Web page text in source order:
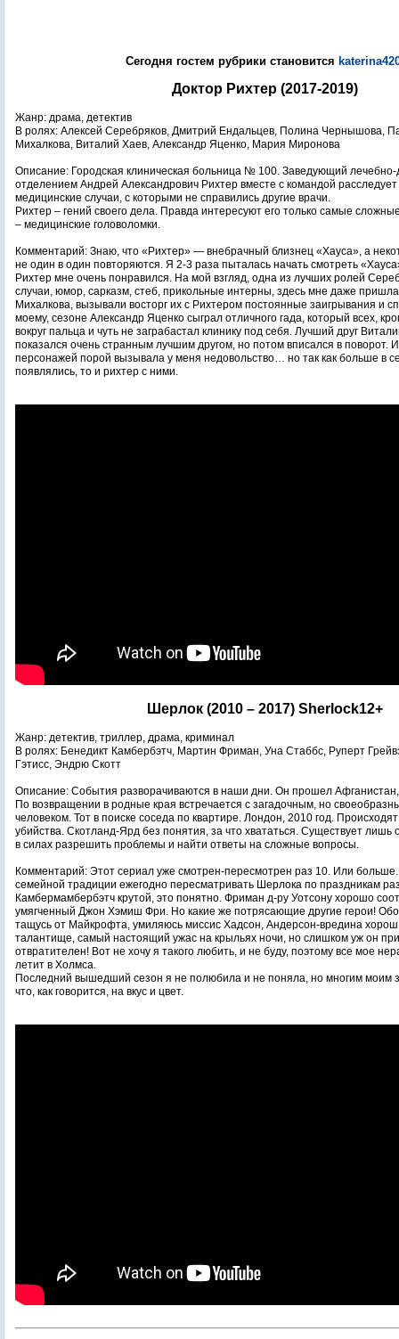
Сегодня гостем рубрики становится
Доктор Рихтер (2017-2019)
Жанр: драма, детектив
В ролях: Алексей Серебряков, Дмитрий Ендальцев, Полина Чернышова,
Михалкова, Виталий Хаев, Александр Яценко, Мария Миронова
Описание: Городская клиническая больница № 100. Заведующий лечебно-
отделением Андрей Александрович Рихтер вместе с командой
медицинские случаи, с которыми не справились другие врачи.
Рихтер – гений своего дела. Правда интересуют его только самые
– медицинские головоломки.
Комментарий: Знаю, что «Рихтер» — внебрачный близнец «Хауса», а
не один в один повторяются. Я 2-3 раза пыталась начать смотреть
Рихтер мне очень понравился. На мой взгляд, одна из лучших ролей
случаи, юмор, сарказм, стеб, прикольные интерны, здесь мне даже
Михалкова, вызывали восторг их с Рихтером постоянные заигрывания и
моему, сезоне Александр Яценко сыграл отличного гада, который всех,
вокруг пальца и чуть не заграбастал клинику под себя. Лучший друг
показался очень странным лучшим другом, но потом вписался в поворот.
персонажей порой вызывала у меня недовольство… но так как больше в
появлялись, то и рихтер с ними.
Шерлок (2010 – 2017) Sherlock12+
Жанр: детектив, триллер, драма, криминал
В ролях: Бенедикт Камбербэтч, Мартин Фриман, Уна Стаббс, Руперт
Гэтисс, Эндрю Скотт
Описание: События разворачиваются в наши дни. Он прошел
По возвращении в родные края встречается с загадочным, но
человеком. Тот в поиске соседа по квартире. Лондон, 2010 год.
убийства. Скотланд-Ярд без понятия, за что хвататься. Существует лишь
в силах разрешить проблемы и найти ответы на сложные вопросы.
Комментарий: Этот сериал уже смотрен-пересмотрен раз 10. Или
семейной традиции ежегодно пересматривать Шерлока по праздникам
Камбермамбербэтч крутой, это понятно. Фриман д-ру Уотсону хорошо
умягченный Джон Хэмиш Фри. Но какие же потрясающие другие герои!
тащусь от Майкрофта, умиляюсь миссис Хадсон, Андерсон-вредина хорош
талантище, самый настоящий ужас на крыльях ночи, но слишком уж он
отвратителен! Вот не хочу я такого любить, и не буду, поэтому все мое
летит в Холмса.
Последний вышедший сезон я не полюбила и не поняла, но многим моим
что, как говорится, на вкус и цвет.